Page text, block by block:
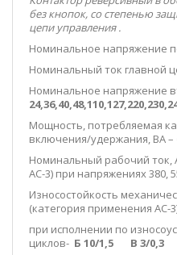
без кнопок, со степенью
цепи управления.
Номинальное напряжение
Номинальный ток главной
Номинальное напряжение
Мощность, потребляемая
включения/удержания, ВА –
Номинальный рабочий ток,
АС-3) при напряжениях 380,
Износостойкость
(категория применения АС-
при исполнении по
циклов- Б 10/1,5 В 3/0,3